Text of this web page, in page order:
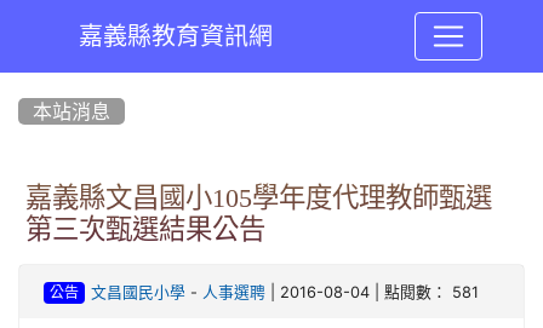
嘉義縣教育資訊網
本站消息
嘉義縣文昌國小105學年度代理教師甄選
第三次甄選結果公告
公告 文昌國民小學- 人事選聘| 2016-08-04 | 點閱數： 581